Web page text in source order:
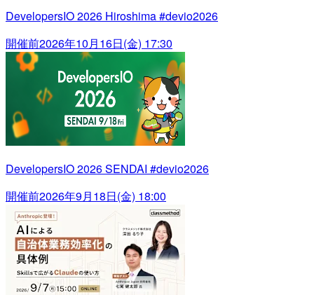
DevelopersIO 2026 Hiroshima #devio2026
開催前2026年10月16日(金) 17:30
DevelopersIO 2026 SENDAI #devio2026
開催前2026年9月18日(金) 18:00